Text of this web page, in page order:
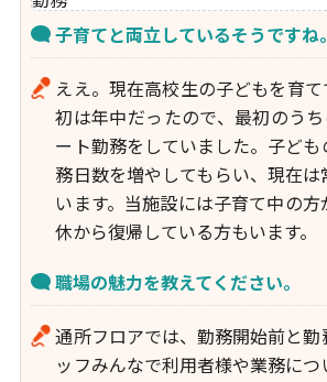
子育てと両立しているそうですね。
ええ。現在高校生の子どもを育
初は年中だったので、最初のう
ート勤務をしていました。子ど
務日数を増やしてもらい、現在
います。当施設には子育て中の
休から復帰している方もいます。
職場の魅力を教えてください。
通所フロアでは、勤務開始前と
ッフみんなで利用者様や業務に